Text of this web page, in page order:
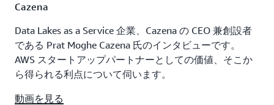
Cazena
Data Lakes as a Service 企業、Cazena の CEO 兼創設者
である Prat Moghe Cazena 氏のインタビューです。
AWS スタートアップパートナーとしての価値、そこか
ら得られる利点について伺います。
動画を見る